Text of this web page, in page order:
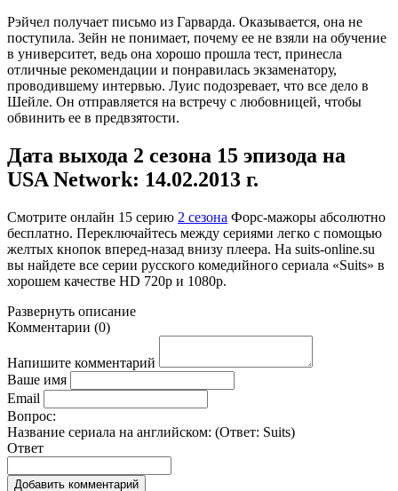
Рэйчел получает письмо из Гарварда. Оказывается, она не
поступила. Зейн не понимает, почему ее не взяли на обучение
в университет, ведь она хорошо прошла тест, принесла
отличные рекомендации и понравилась экзаменатору,
проводившему интервью. Луис подозревает, что все дело в
Шейле. Он отправляется на встречу с любовницей, чтобы
обвинить ее в предвзятости.
Дата выхода 2 сезона 15 эпизода на
USA Network: 14.02.2013 г.
Смотрите онлайн 15 серию 2 сезона Форс-мажоры абсолютно
бесплатно. Переключайтесь между сериями легко с помощью
желтых кнопок вперед-назад внизу плеера. На suits-online.su
вы найдете все серии русского комедийного сериала «Suits» в
хорошем качестве HD 720p и 1080p.
Развернуть описание
Комментарии (0)
Напишите комментарий
Ваше имя
Email
Вопрос:
Название сериала на английском: (Ответ: Suits)
Ответ